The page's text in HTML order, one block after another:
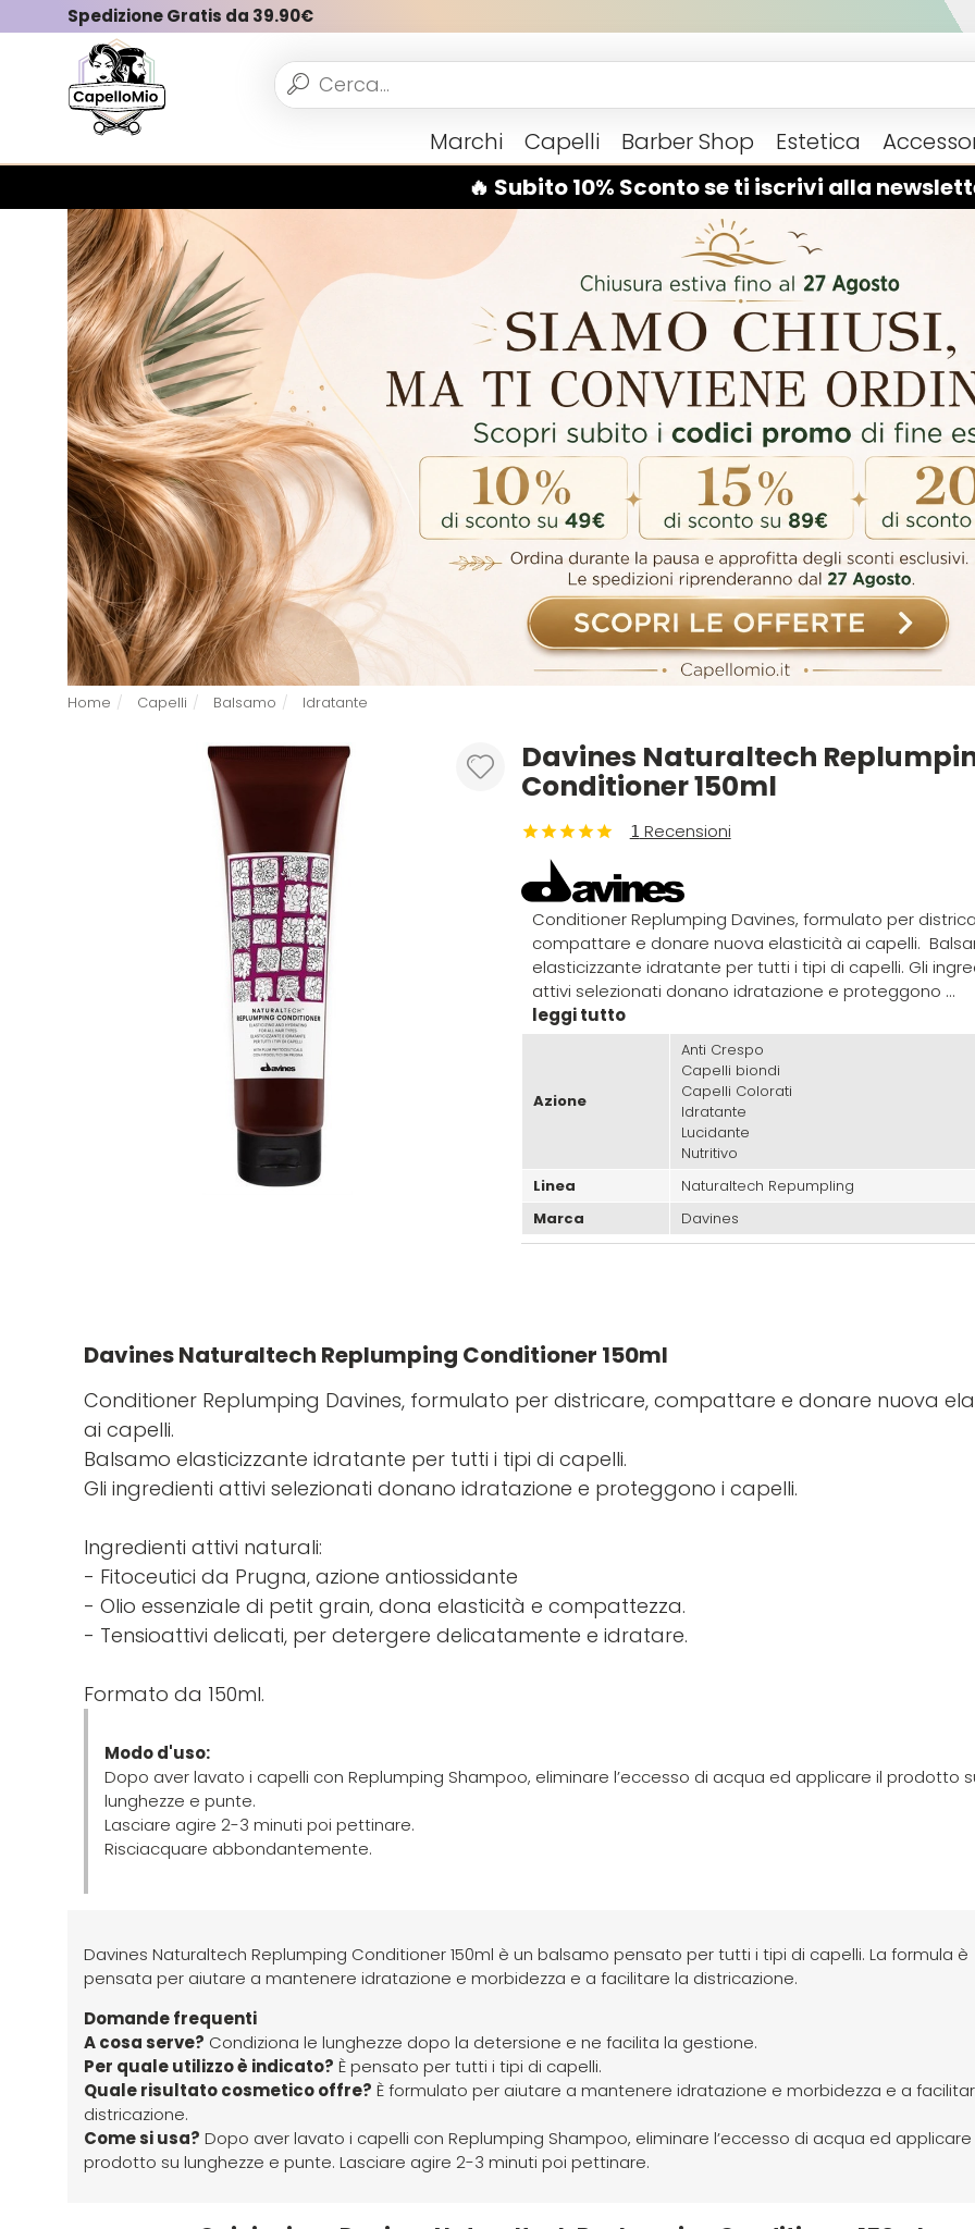
🔥 Subito 10% Sconto se ti iscrivi alla
Spedizione Gratis da 39.90€
Vedi tutto Marchi Capelli Barber Shop Estetica
Home Capelli Balsamo Idratante
Davines Naturaltech
Conditioner 150ml
1 Recensioni
Conditioner Replumping Davines, formulato per
compattare e donare nuova elasticità ai capelli.
elasticizzante idratante per tutti i tipi di capelli. Gli
attivi selezionati donano idratazione e proteggono ...
leggi tutto
Azione
Anti Crespo
Capelli biondi
Capelli Colorati
Idratante
Lucidante
Nutritivo
Linea
Naturaltech Repumpling
Marca
Davines
Davines Naturaltech Replumping Conditioner 150ml
Conditioner Replumping Davines, formulato per districare, compattare e donare nuova
ai capelli.
Balsamo elasticizzante idratante per tutti i tipi di capelli.
Gli ingredienti attivi selezionati donano idratazione e proteggono i capelli.
Ingredienti attivi naturali:
- Fitoceutici da Prugna, azione antiossidante
- Olio essenziale di petit grain, dona elasticità e compattezza.
- Tensioattivi delicati, per detergere delicatamente e idratare.
Formato da 150ml.
Modo d'uso:
Dopo aver lavato i capelli con Replumping Shampoo, eliminare l’eccesso di acqua ed applicare il prodotto
lunghezze e punte.
Lasciare agire 2-3 minuti poi pettinare.
Risciacquare abbondantemente.
Davines Naturaltech Replumping Conditioner 150ml è un balsamo pensato per tutti i tipi di capelli. La formula è
pensata per aiutare a mantenere idratazione e morbidezza e a facilitare la districazione.
Domande frequenti
A cosa serve? Condiziona le lunghezze dopo la detersione e ne facilita la gestione.
Per quale utilizzo è indicato? È pensato per tutti i tipi di capelli.
Quale risultato cosmetico offre? È formulato per aiutare a mantenere idratazione e morbidezza e a
districazione.
Come si usa? Dopo aver lavato i capelli con Replumping Shampoo, eliminare l’eccesso di acqua ed applicare
prodotto su lunghezze e punte. Lasciare agire 2-3 minuti poi pettinare.